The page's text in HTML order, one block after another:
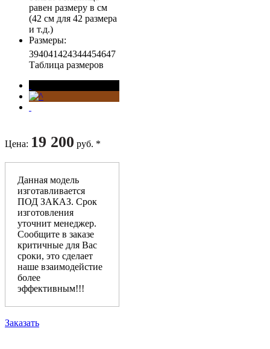
равен размеру в см
(42 см для 42 размера
и т.д.)
Размеры:
394041424344454647
Таблица размеров
Цена: 19 200 руб. *
Данная модель
изготавливается
ПОД ЗАКАЗ. Срок
изготовления
уточнит менеджер.
Сообщите в заказе
критичные для Вас
сроки, это сделает
наше взаимодейстие
более
эффективным!!!
Заказать